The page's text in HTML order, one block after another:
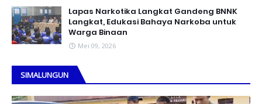
Lapas Narkotika Langkat Gandeng BNNK
Langkat, Edukasi Bahaya Narkoba untuk
Warga Binaan
Mei 09, 2026
SIMALUNGUN